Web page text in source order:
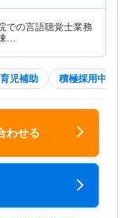
での言語聴覚士業務
…
児補助 積極採用中
わせる